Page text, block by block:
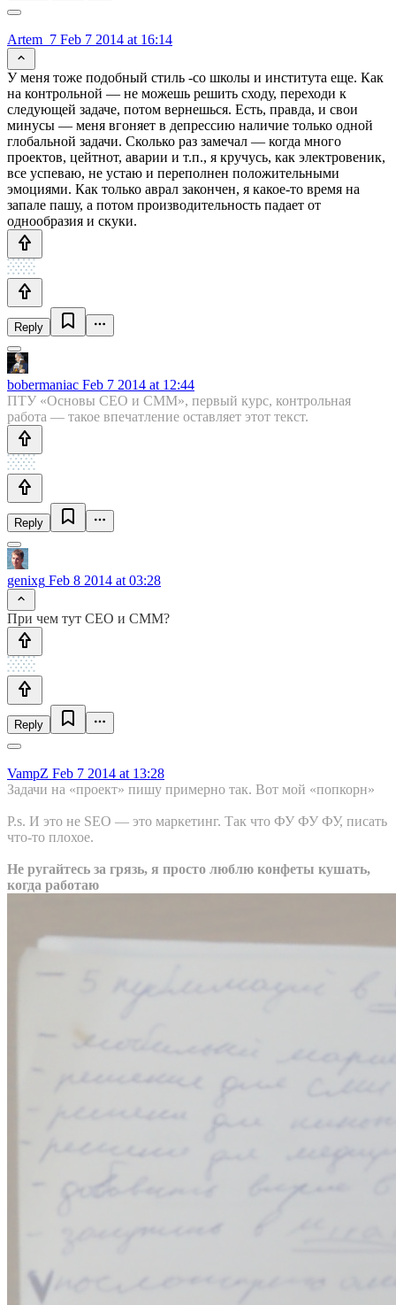
Artem_7 Feb 7 2014 at 16:14
У меня тоже подобный стиль -со школы и института еще. Как
на контрольной — не можешь решить сходу, переходи к
следующей задаче, потом вернешься. Есть, правда, и свои
минусы — меня вгоняет в депрессию наличие только одной
глобальной задачи. Сколько раз замечал — когда много
проектов, цейтнот, аварии и т.п., я кручусь, как электровеник,
все успеваю, не устаю и переполнен положительными
эмоциями. Как только аврал закончен, я какое-то время на
запале пашу, а потом производительность падает от
однообразия и скуки.
Reply
bobermaniac Feb 7 2014 at 12:44
ПТУ «Основы СЕО и СММ», первый курс, контрольная
работа — такое впечатление оставляет этот текст.
Reply
genixg Feb 8 2014 at 03:28
При чем тут СЕО и СММ?
Reply
VampZ Feb 7 2014 at 13:28
Задачи на «проект» пишу примерно так. Вот мой «попкорн»
P.s. И это не SEO — это маркетинг. Так что ФУ ФУ ФУ, писать
что-то плохое.
Не ругайтесь за грязь, я просто люблю конфеты кушать,
когда работаю